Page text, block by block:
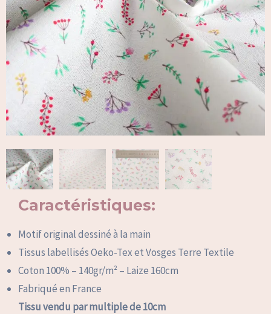
Caractéristiques:
Motif original dessiné à la main
Tissus labellisés Oeko-Tex et Vosges Terre Textile
Coton 100% – 140gr/m² – Laize 160cm
Fabriqué en France
Tissu vendu par multiple de 10cm